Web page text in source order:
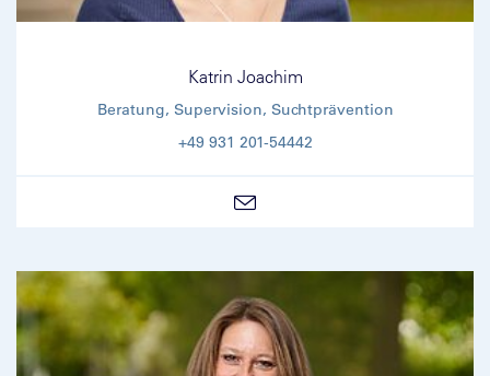
Katrin Joachim
Beratung, Supervision, Suchtprävention
+49 931 201-54442